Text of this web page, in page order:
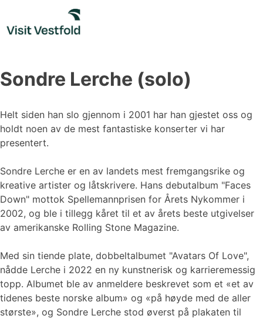
content
Sondre Lerche (solo)
Helt siden han slo gjennom i 2001 har han gjestet oss og
holdt noen av de mest fantastiske konserter vi har
presentert.
Sondre Lerche er en av landets mest fremgangsrike og
kreative artister og låtskrivere. Hans debutalbum "Faces
Down" mottok Spellemannprisen for Årets Nykommer i
2002, og ble i tillegg kåret til et av årets beste utgivelser
av amerikanske Rolling Stone Magazine.
Med sin tiende plate, dobbeltalbumet "Avatars Of Love",
nådde Lerche i 2022 en ny kunstnerisk og karrieremessig
topp. Albumet ble av anmeldere beskrevet som et «et av
tidenes beste norske album» og «på høyde med de aller
største», og Sondre Lerche stod øverst på plakaten til